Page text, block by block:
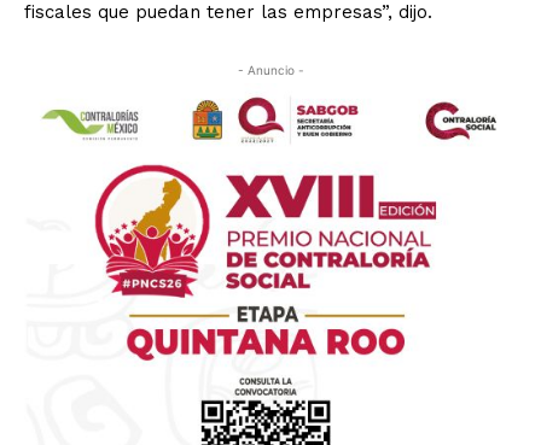
fiscales que puedan tener las empresas”, dijo.
- Anuncio -